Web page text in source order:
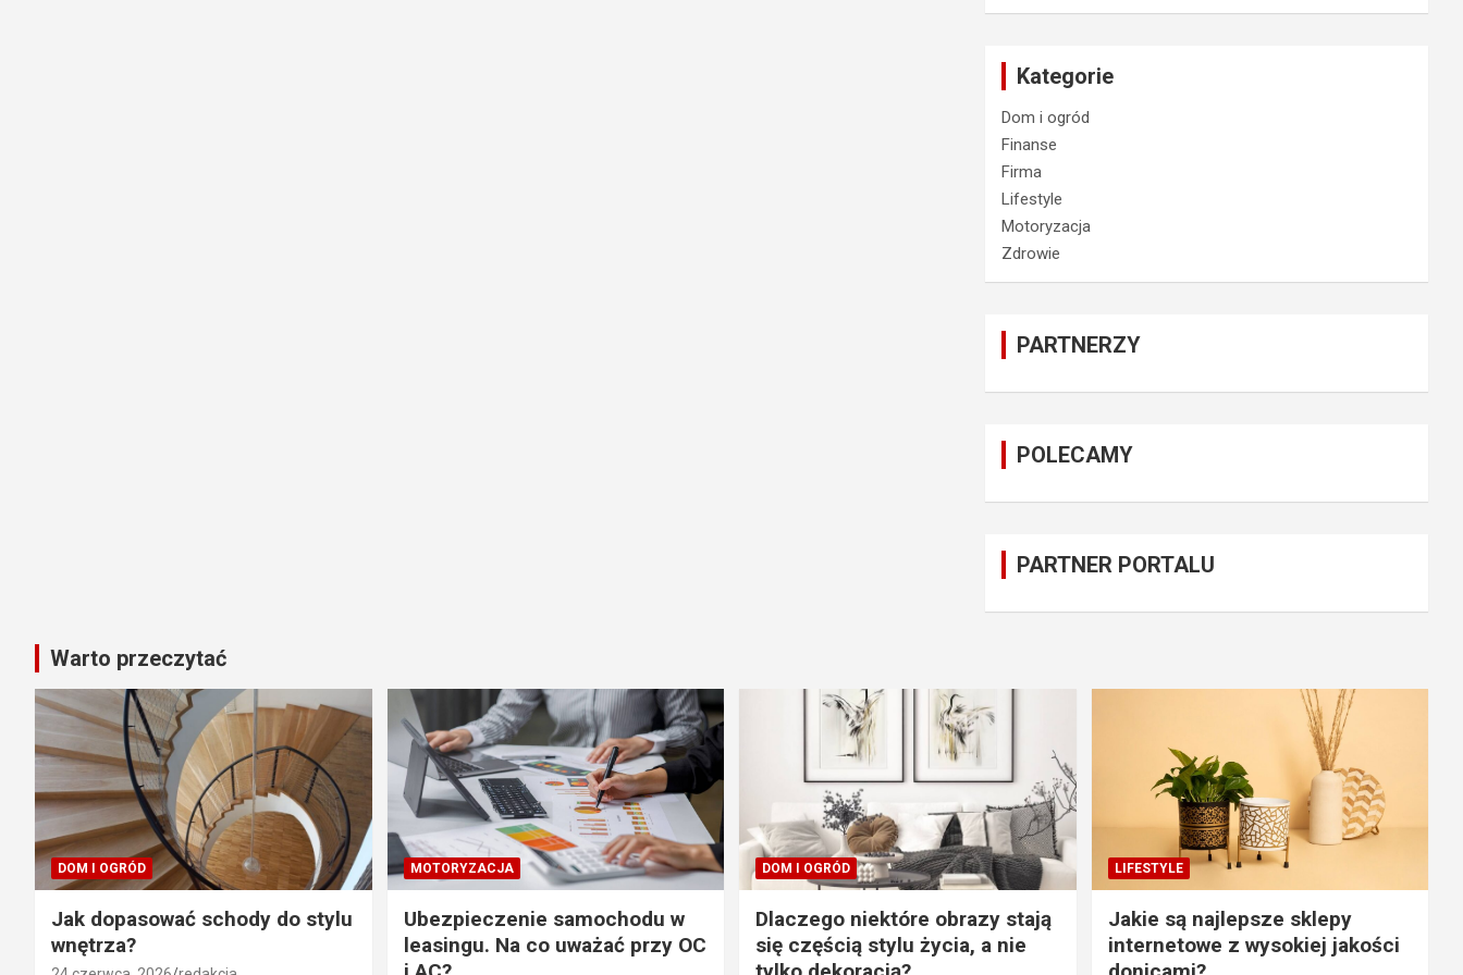
Kategorie
Dom i ogród
Finanse
Firma
Lifestyle
Motoryzacja
Zdrowie
PARTNERZY
POLECAMY
PARTNER PORTALU
Warto przeczytać
DOM I OGRÓD
Jak dopasować schody do stylu
wnętrza?
MOTORYZACJA
Ubezpieczenie samochodu w
leasingu. Na co uważać przy OC
DOM I OGRÓD
Dlaczego niektóre obrazy stają
się częścią stylu życia, a nie
LIFESTYLE
Jakie są najlepsze sklepy
internetowe z wysokiej jakości